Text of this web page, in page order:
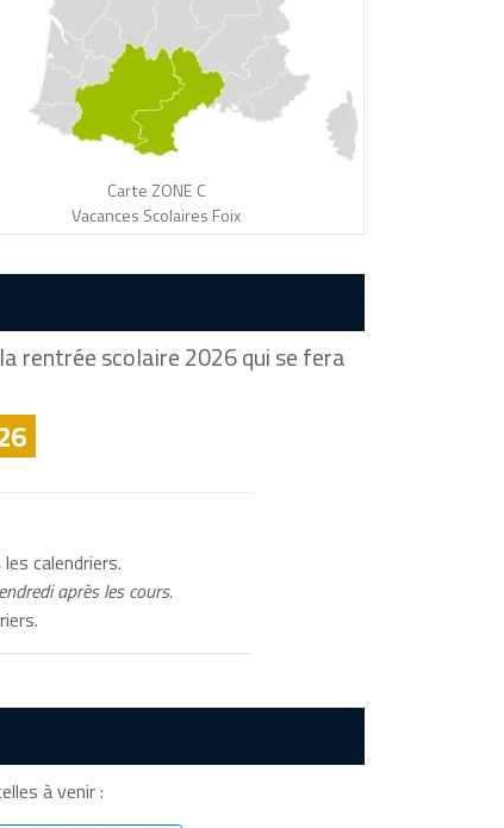
Carte ZONE C
Vacances Scolaires Foix
rentrée scolaire 2026 qui se fera
calendriers.
après les cours.
à venir :